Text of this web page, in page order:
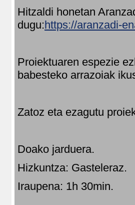
Hitzaldi honetan
dugu:https://aranzadi-
Proiektuaren espezie
babesteko arrazoiak
Zatoz eta ezagutu
Doako jarduera.
Hizkuntza: Gasteleraz.
Iraupena: 1h 30min.